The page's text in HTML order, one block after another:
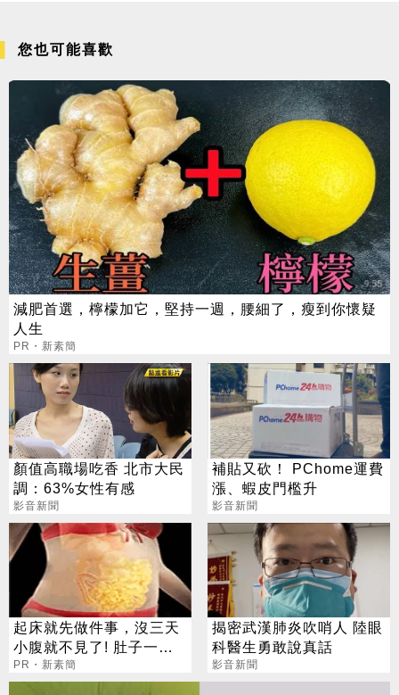
您也可能喜歡
減肥首選，檸檬加它，堅持一週，腰細了，瘦到你懷疑
人生
PR・新素簡
顏值高職場吃香 北市大民
調：63%女性有感
影音新聞
補貼又砍！ PChome運費
漲、蝦皮門檻升
影音新聞
起床就先做件事，沒三天
小腹就不見了! 肚子一天
天變小！
PR・新素簡
揭密武漢肺炎吹哨人 陸眼
科醫生勇敢說真話
影音新聞